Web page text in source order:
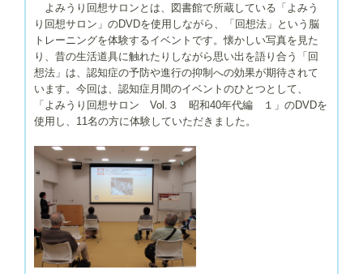
よみうり回想サロンとは、図書館で所蔵している「よみう
り回想サロン」のDVDを使用しながら、「回想法」という脳
トレーニングを体験するイベントです。懐かしい写真を見た
り、昔の生活道具に触れたりしながら思い出を語り合う「回
想法」は、認知症の予防や進行の抑制への効果が期待されて
います。今回は、認知症月間のイベントのひとつとして、
「よみうり回想サロン Vol.３ 昭和40年代編 １」のDVDを
使用し、11名の方に体験していただきました。